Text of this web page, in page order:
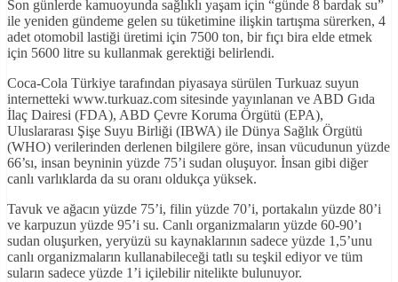
Son günlerde kamuoyunda sağlıklı yaşam için “günde 8 bardak su”
ile yeniden gündeme gelen su tüketimine ilişkin tartışma sürerken, 4
adet otomobil lastiği üretimi için 7500 ton, bir fıçı bira elde etmek
için 5600 litre su kullanmak gerektiği belirlendi.
Coca-Cola Türkiye tarafından piyasaya sürülen Turkuaz suyun
internetteki www.turkuaz.com sitesinde yayınlanan ve ABD Gıda
İlaç Dairesi (FDA), ABD Çevre Koruma Örgütü (EPA),
Uluslararası Şişe Suyu Birliği (IBWA) ile Dünya Sağlık Örgütü
(WHO) verilerinden derlenen bilgilere göre, insan vücudunun yüzde
66’sı, insan beyninin yüzde 75’i sudan oluşuyor. İnsan gibi diğer
canlı varlıklarda da su oranı oldukça yüksek.
Tavuk ve ağacın yüzde 75’i, filin yüzde 70’i, portakalın yüzde 80’i
ve karpuzun yüzde 95’i su. Canlı organizmaların yüzde 60-90’ı
sudan oluşurken, yeryüzü su kaynaklarının sadece yüzde 1,5’unu
canlı organizmaların kullanabileceği tatlı su teşkil ediyor ve tüm
suların sadece yüzde 1’i içilebilir nitelikte bulunuyor.